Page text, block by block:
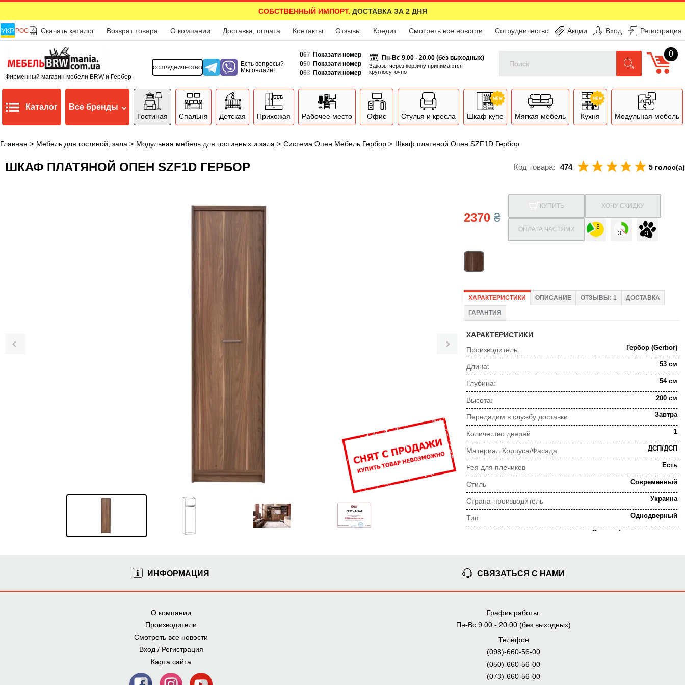
СОБСТВЕННЫЙ ИМПОРТ. ДОСТАВКА ЗА 2 ДНЯ
УКР РОС Скачать каталог Возврат товара О компании Доставка, оплата Контакты Отзывы Кредит Смотреть все новости Сотрудничество Акции Вход Регистрация
Фирменный магазин мебели BRW и Гербор
СОТРУДНИЧЕСТВО
Есть вопросы?
Мы онлайн!
067 Показати номер
050 Показати номер
063 Показати номер
Пн-Вс 9.00 - 20.00 (без выходных)
Заказы через корзину принимаются
круглосуточно
0
Каталог Все бренды
Гостиная Спальня Детская Прихожая Рабочее место Офис Стулья и кресла Шкаф купе Мягкая мебель Кухня Модульная мебель
Главная > Мебель для гостиной, зала > Модульная мебель для гостинных и зала > Система Опен Мебель Гербор > Шкаф платяной Опен SZF1D Гербор
ШКАФ ПЛАТЯНОЙ ОПЕН SZF1D ГЕРБОР Код товара: 474 5 голос(а)
2370₴
КУПИТЬ ХОЧУ СКИДКУ
ОПЛАТА ЧАСТЯМИ
ХАРАКТЕРИСТИКИ ОПИСАНИЕ ОТЗЫВЫ: 1 ДОСТАВКА
ГАРАНТИЯ
ХАРАКТЕРИСТИКИ
Производитель:
Гербор (Gerbor)
Длина: 53 см
Глубина: 54 см
Высота: 200 см
Передадим в службу доставки Завтра
Количество дверей 1
Материал Корпуса/Фасада ДСП/ДСП
Рея для плечиков Есть
Стиль Современный
Страна-производитель Украина
Тип Однодверный
Ролик, фирменные петли
ПОРЯДОК ВЫПОЛНЕНИЯ ЗАКАЗА
Предварительная
консультация
Согласование заказа
ИНФОРМАЦИЯ
О компании
Производители
Смотреть все новости
Вход / Регистрация
Карта сайта
СВЯЗАТЬСЯ С НАМИ
График работы:
Пн-Вс 9.00 - 20.00 (без выходных)
Телефон
(098)-660-56-00
(050)-660-56-00
(073)-660-56-00